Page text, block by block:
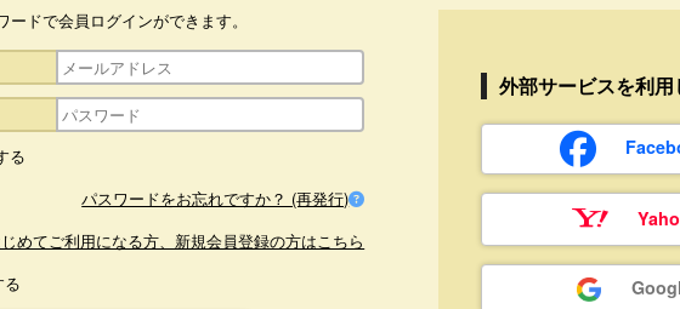
ードで会員ログインができます。
る
パスワードをお忘れですか？ (再発行)
めてご利用になる方、新規会員登録の方はこちら
外部サービスを利